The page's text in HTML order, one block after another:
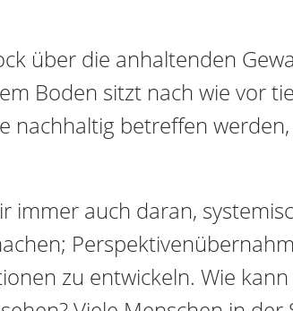
über die anhaltenden
Boden sitzt nach wie vor
nachhaltig betreffen
immer auch daran,
zu entwickeln. Wie